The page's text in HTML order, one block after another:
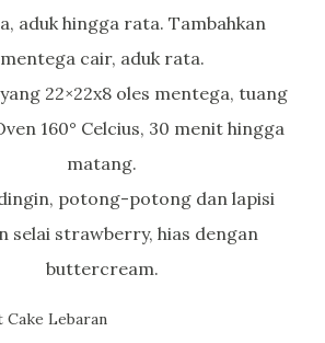
aduk hingga rata. Tambahkan
mentega cair, aduk rata.
22×22x8 oles mentega, tuang
160° Celcius, 30 menit hingga
matang.
potong-potong dan lapisi
selai strawberry, hias dengan
buttercream.
Cake Lebaran